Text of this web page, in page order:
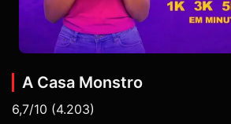
A Casa Monstro
6,7/10 (4.203)